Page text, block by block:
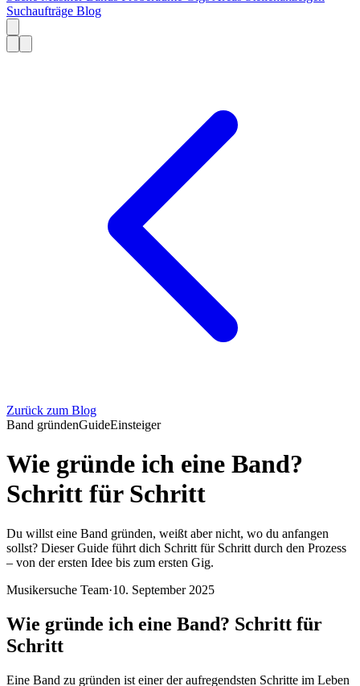
Suchaufträge Blog
Zurück zum Blog
Band gründenGuideEinsteiger
Wie gründe ich eine Band?
Schritt für Schritt
Du willst eine Band gründen, weißt aber nicht, wo du anfangen
sollst? Dieser Guide führt dich Schritt für Schritt durch den Prozess
– von der ersten Idee bis zum ersten Gig.
Musikersuche Team·10. September 2025
Wie gründe ich eine Band? Schritt für
Schritt
Eine Band zu gründen ist einer der aufregendsten Schritte im Leben